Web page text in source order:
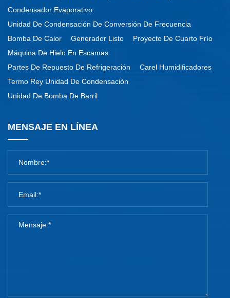
Condensador Evaporativo
Unidad De Condensación De Conversión De Frecuencia
Bomba De Calor
Generador Listo
Proyecto De Cuarto Frío
Máquina De Hielo En Escamas
Partes De Repuesto De Refrigeración
Carel Humidificadores
Termo Rey Unidad De Condensación
Unidad De Bomba De Barril
MENSAJE EN LÍNEA